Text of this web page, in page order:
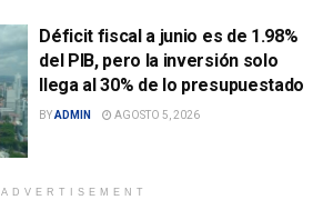
Déficit fiscal a junio es de 1.98%
del PIB, pero la inversión solo
llega al 30% de lo presupuestado
BYADMIN AGOSTO 5, 2026
ADVERTISEMENT